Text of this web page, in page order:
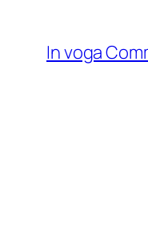
content
In voga